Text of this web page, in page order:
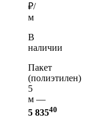
₽/
м
В
наличии
Пакет
(полиэтилен)
5
м —
5 83540